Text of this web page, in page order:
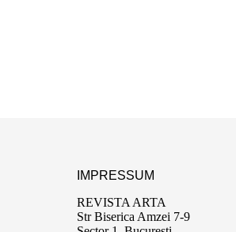
IMPRESSUM
REVISTA ARTA
Str Biserica Amzei 7-9